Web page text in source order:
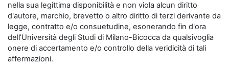
nella sua legittima disponibilità e non viola alcun diritto
d'autore, marchio, brevetto o altro diritto di terzi derivante da
legge, contratto e/o consuetudine, esonerando fin d'ora
dell’Università degli Studi di Milano-Bicocca da qualsivoglia
onere di accertamento e/o controllo della veridicità di tali
affermazioni.